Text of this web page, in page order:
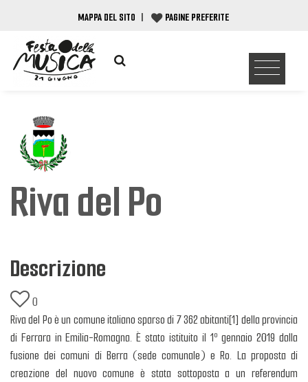
MAPPA DEL SITO | PAGINE PREFERITE
Riva del Po
Descrizione
0
Riva del Po è un comune italiano sparso di 7 362 abitanti[1] della provincia
di Ferrara in Emilia-Romagna. È stato istituito il 1º gennaio 2019 dalla
fusione dei comuni di Berra (sede comunale) e Ro. La proposta di
creazione del nuovo comune è stata sottoposta a un referendum